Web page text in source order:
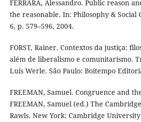
FERRARA, Alessandro. Public reason
the reasonable. In: Philosophy & Social
6, p. 579–596, 2004.
FORST, Rainer. Contextos da justiça:
além de liberalismo e comunitarismo.
Luís Werle. São Paulo: Boitempo
FREEMAN, Samuel. Congruence and
FREEMAN, Samuel (ed.) The
Rawls. New York: Cambridge University